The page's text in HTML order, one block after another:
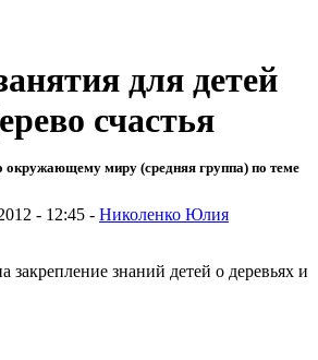
для детей
счастья
окружающему миру (средняя группа) по теме
- 12:45 - Николенко Юлия
закрепление знаний детей о деревьях и